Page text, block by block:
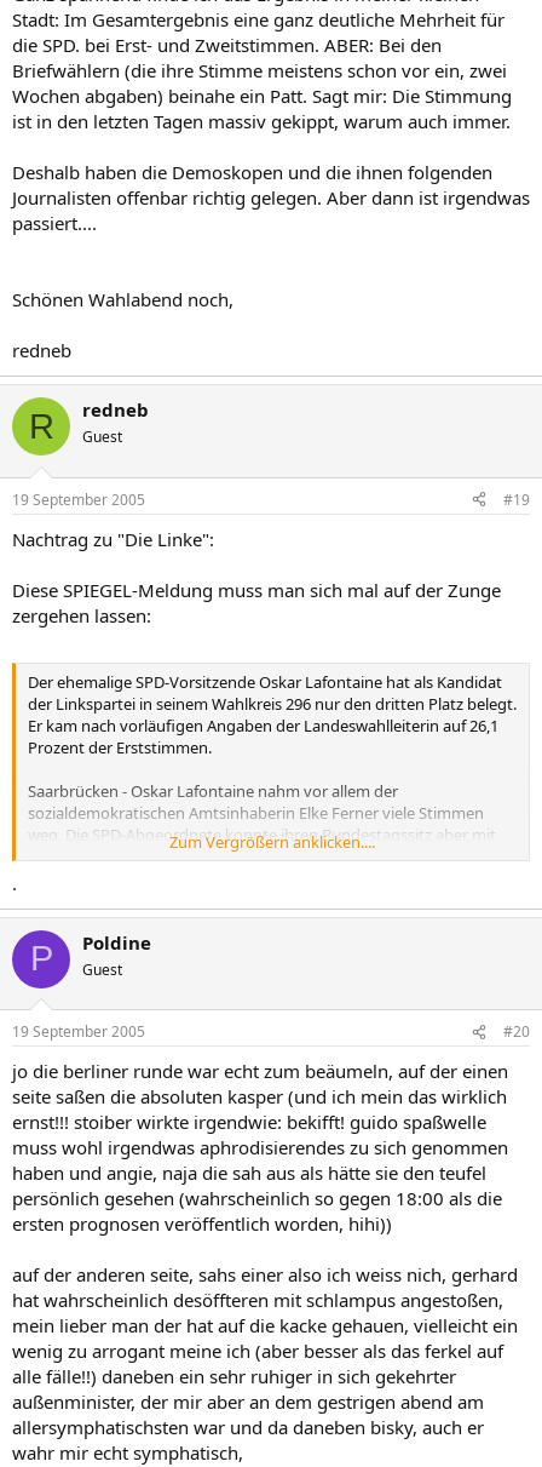
Stadt: Im Gesamtergebnis eine ganz deutliche Mehrheit für
die SPD. bei Erst- und Zweitstimmen. ABER: Bei den
Briefwählern (die ihre Stimme meistens schon vor ein, zwei
Wochen abgaben) beinahe ein Patt. Sagt mir: Die Stimmung
ist in den letzten Tagen massiv gekippt, warum auch immer.
Deshalb haben die Demoskopen und die ihnen folgenden
Journalisten offenbar richtig gelegen. Aber dann ist irgendwas
passiert....
Schönen Wahlabend noch,
redneb
R redneb
Guest
19 September 2005 #19
Nachtrag zu "Die Linke":
Diese SPIEGEL-Meldung muss man sich mal auf der Zunge
zergehen lassen:
Der ehemalige SPD-Vorsitzende Oskar Lafontaine hat als Kandidat
der Linkspartei in seinem Wahlkreis 296 nur den dritten Platz belegt.
Er kam nach vorläufigen Angaben der Landeswahlleiterin auf 26,1
Prozent der Erststimmen.
Saarbrücken - Oskar Lafontaine nahm vor allem der
sozialdemokratischen Amtsinhaberin Elke Ferner viele Stimmen
weg. Die SPD-Abgeordnete konnte ihren Bundestagssitz aber mit
33,8 Prozent knapp verteidigen, sie verlor im Vergleich zur letzten
Zum Vergrößern anklicken....
.
P Poldine
Guest
19 September 2005 #20
jo die berliner runde war echt zum beäumeln, auf der einen
seite saßen die absoluten kasper (und ich mein das wirklich
ernst!!! stoiber wirkte irgendwie: bekifft! guido spaßwelle
muss wohl irgendwas aphrodisierendes zu sich genommen
haben und angie, naja die sah aus als hätte sie den teufel
persönlich gesehen (wahrscheinlich so gegen 18:00 als die
ersten prognosen veröffentlich worden, hihi))
auf der anderen seite, sahs einer also ich weiss nich, gerhard
hat wahrscheinlich desöffteren mit schlampus angestoßen,
mein lieber man der hat auf die kacke gehauen, vielleicht ein
wenig zu arrogant meine ich (aber besser als das ferkel auf
alle fälle!!) daneben ein sehr ruhiger in sich gekehrter
außenminister, der mir aber an dem gestrigen abend am
allersymphatischsten war und da daneben bisky, auch er
wahr mir echt symphatisch,